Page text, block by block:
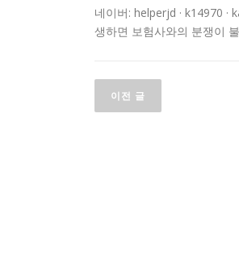
네이버: helperjd · k14970
생하면 보험사와의 분쟁이
글
탐이전 글